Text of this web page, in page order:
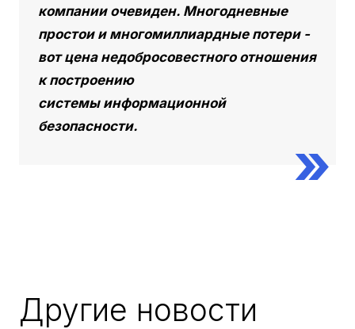
компании очевиден. Многодневные
простои и многомиллиардные потери -
вот цена недобросовестного отношения
к построению
системы информационной
безопасности.
Другие новости